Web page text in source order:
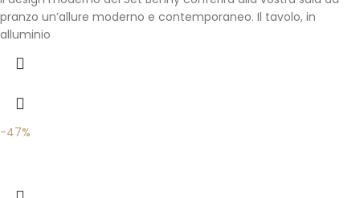
pranzo un’allure moderno e contemporaneo. Il tavolo, in
alluminio
-47%